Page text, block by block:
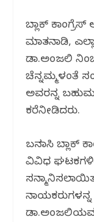
ಬ್ಲಾಕ್ ಕಾಂಗ್ರೆಸ್
ಮಾತನಾಡಿ,
ಡಾ.ಅಂಜಲಿ
ಚೆನ್ನಮ್ಮಳಂತೆ
ಅವರನ್ನ
ಕರೆನೀಡಿದರು‌.
ಬನವಾಸಿ ಬ್ಲಾಕ್
ವಿವಿಧ
ನಾಯಕರುಗಳನ್ನ